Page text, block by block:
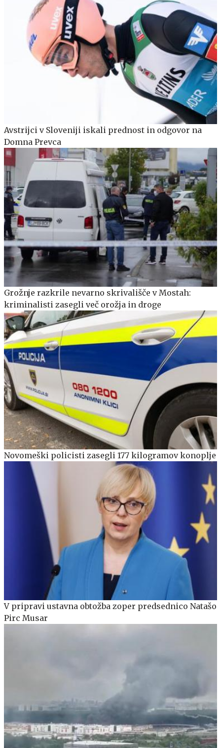
Avstrijci v Sloveniji iskali prednost in odgovor na
Domna Prevca
Grožnje razkrile nevarno skrivališče v Mostah:
kriminalisti zasegli več orožja in droge
Novomeški policisti zasegli 177 kilogramov konoplje
V pripravi ustavna obtožba zoper predsednico Natašo
Pirc Musar